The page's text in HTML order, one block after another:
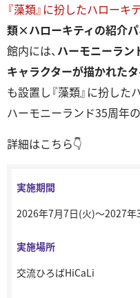
『藻類』に扮したハローキ
類×ハローキティの紹介
館内には、 ハーモニーラン
キャラクターが描かれた
も設置し『藻類』に扮し
ハーモニーランド35周年
詳細はこちら👇
実施期間
2026年7⽉7⽇(火)〜2027年
実施場所
交流ひろばHiCaLi